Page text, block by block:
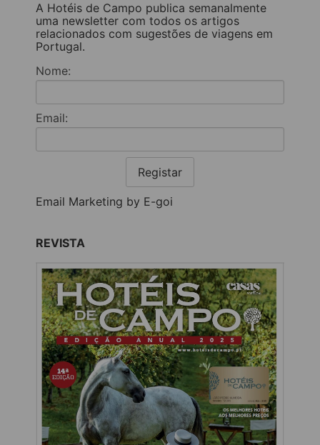
A Hotéis de Campo publica semanalmente
uma newsletter com todos os artigos
relacionados com sugestões de viagens em
Portugal.
Nome:
Email:
Registar
Email Marketing by E-goi
REVISTA